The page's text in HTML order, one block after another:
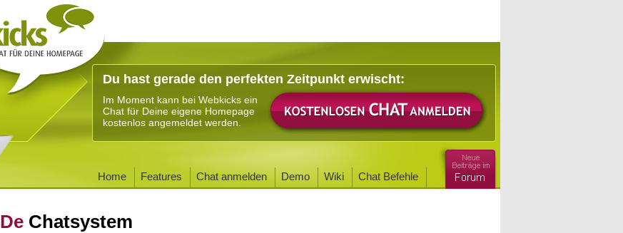
Du hast gerade den perfekten Zeitpunkt erwischt:
Im Moment kann bei Webkicks ein
Chat für Deine eigene Homepage
kostenlos angemeldet werden.
Home Features Chat anmelden Demo Wiki Chat Befehle
Chatsystem